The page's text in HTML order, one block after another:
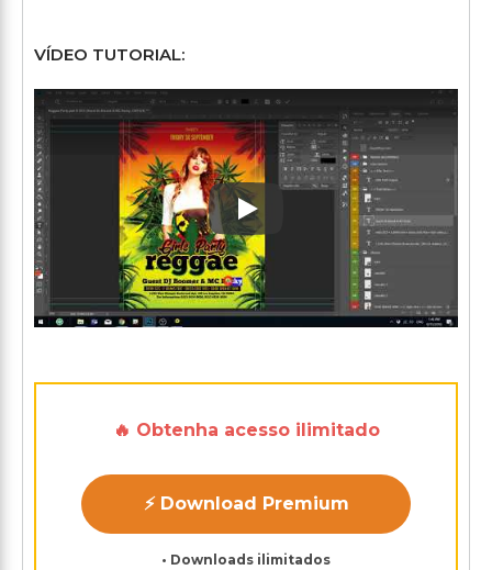
VÍDEO TUTORIAL:
Play: Keynote (Google I/O
🔥 Obtenha acesso ilimitado
⚡ Download Premium
• Downloads ilimitados